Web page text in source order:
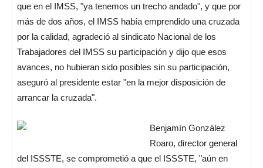
que en el IMSS, "ya tenemos un trecho andado", y que por
más de dos años, el IMSS había emprendido una cruzada
por la calidad, agradeció al sindicato Nacional de los
Trabajadores del IMSS su participación y dijo que esos
avances, no hubieran sido posibles sin su participación,
aseguró al presidente estar "en la mejor disposición de
arrancar la cruzada".
Benjamín González
Roaro, director general
del ISSSTE, se comprometió a que el ISSSTE, "aún en